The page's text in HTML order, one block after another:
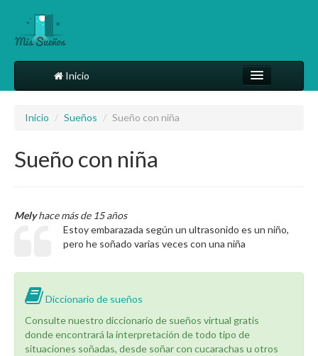
Inicio
Más
Inicio / Sueños / Sueño con niña
Sueño con niña
Melyhace más de 15 años
Estoy embarazada según un ultrasonido es un niño,
pero he soñado varias veces con una niña
Diccionario de sueños
Consulte nuestro diccionario de sueños virtual gratis
donde encontrará la interpretación de todo tipo de
situaciones soñadas, desde soñar con cucarachas u otros